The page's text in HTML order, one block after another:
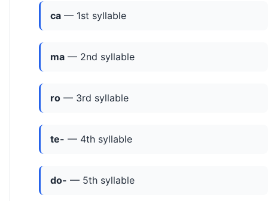
ca — 1st syllable
ma — 2nd syllable
ro — 3rd syllable
te- — 4th syllable
do- — 5th syllable